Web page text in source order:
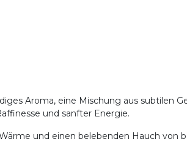
Aroma, eine Mischung aus subtilen
und sanfter Energie.
und einen belebenden Hauch von